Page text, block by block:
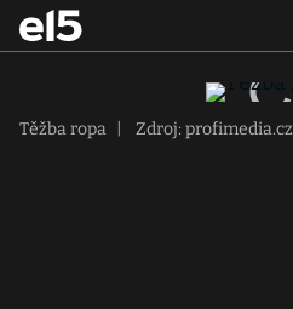
Těžba ropa Zdroj: profimedia.cz